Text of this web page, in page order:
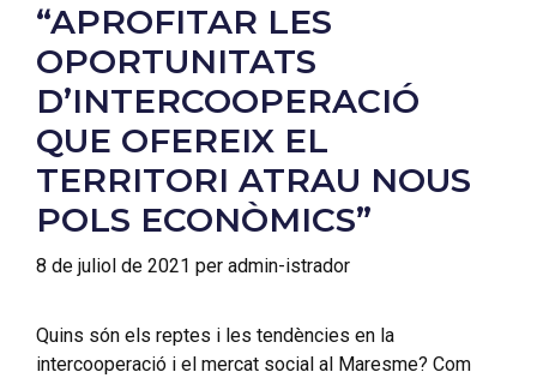
“APROFITAR LES
OPORTUNITATS
D’INTERCOOPERACIÓ
QUE OFEREIX EL
TERRITORI ATRAU NOUS
POLS ECONÒMICS”
8 de juliol de 2021 per admin-istrador
Quins són els reptes i les tendències en la
intercooperació i el mercat social al Maresme? Com